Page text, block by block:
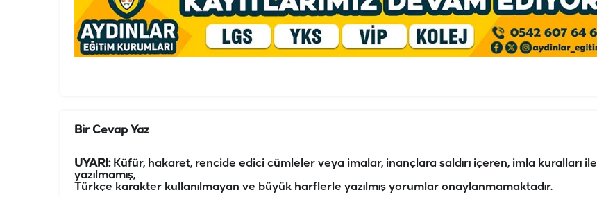
Bir Cevap Yaz
UYARI:Küfür, hakaret, rencide edici cümleler veya imalar, inançlara saldırı içeren, imla kuralları ile
yazılmamış,
Türkçe karakter kullanılmayan ve büyük harflerle yazılmış yorumlar onaylanmamaktadır.